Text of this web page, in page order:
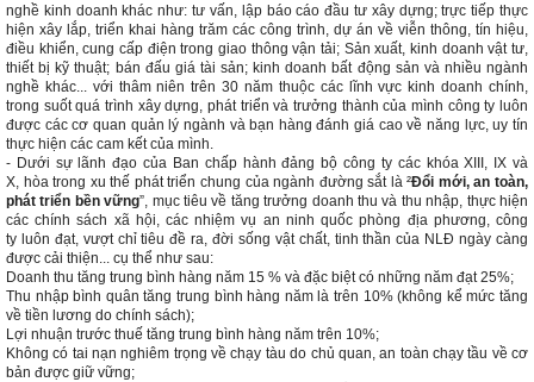
nghề kinh doanh khác như: tư vấn, lập báo cáo đầu tư xây dựng; trực tiếp thực
hiện xây lắp, triển khai hàng trăm các công trình, dự án về viễn thông, tín hiệu,
điều khiển, cung cấp điện trong giao thông vận tải; Sản xuất, kinh doanh vật tư,
thiết bị kỹ thuật; bán đấu giá tài sản; kinh doanh bất động sản và nhiều ngành
nghề khác... với thâm niên trên 30 năm thuộc các lĩnh vực kinh doanh chính,
trong suốt quá trình xây dựng, phát triển và trưởng thành của mình công ty luôn
được các cơ quan quản lý ngành và bạn hàng đánh giá cao về năng lực, uy tín
thực hiện các cam kết của mình.
- Dưới sự lãnh đạo của Ban chấp hành đảng bộ công ty các khóa XIII, IX và
X, hòa trong xu thế phát triển chung của ngành đường sắt là ²Đổi mới, an toàn,
phát triển bền vững”, mục tiêu về tăng trưởng doanh thu và thu nhập, thực hiện
các chính sách xã hội, các nhiệm vụ an ninh quốc phòng địa phương, công
ty luôn đạt, vượt chỉ tiêu đề ra, đời sống vật chất, tinh thần của NLĐ ngày càng
được cải thiện... cụ thể như sau:
Doanh thu tăng trung bình hàng năm 15 % và đặc biệt có những năm đạt 25%;
Thu nhập bình quân tăng trung bình hàng năm là trên 10% (không kể mức tăng
về tiền lương do chính sách);
Lợi nhuận trước thuế tăng trung bình hàng năm trên 10%;
Không có tai nạn nghiêm trọng về chạy tàu do chủ quan, an toàn chạy tầu về cơ
bản được giữ vững;